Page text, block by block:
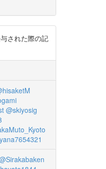
された際の記
@skiyosig